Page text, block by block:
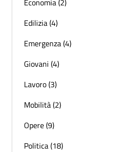
Edilizia (4)
Emergenza (4)
Giovani (4)
Lavoro (3)
Mobilità (2)
Opere (9)
Politica (18)